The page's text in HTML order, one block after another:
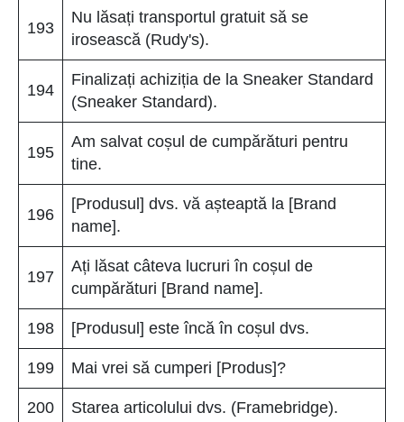
193
Nu lăsați transportul gratuit să se
irosească (Rudy's).
194
Finalizați achiziția de la Sneaker Standard
(Sneaker Standard).
195
Am salvat coșul de cumpărături pentru
tine.
196
[Produsul] dvs. vă așteaptă la [Brand
name].
197
Ați lăsat câteva lucruri în coșul de
cumpărături [Brand name].
198 [Produsul] este încă în coșul dvs.
199 Mai vrei să cumperi [Produs]?
200 Starea articolului dvs. (Framebridge).